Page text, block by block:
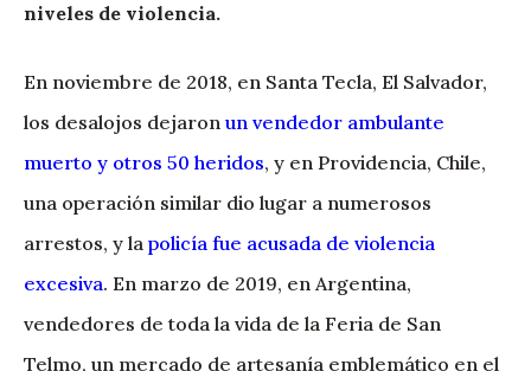
niveles de violencia.
En noviembre de 2018, en Santa Tecla, El Salvador,
los desalojos dejaron un vendedor ambulante
muerto y otros 50 heridos, y en Providencia, Chile,
una operación similar dio lugar a numerosos
arrestos, y la policía fue acusada de violencia
excesiva. En marzo de 2019, en Argentina,
vendedores de toda la vida de la Feria de San
Telmo, un mercado de artesanía emblemático en el